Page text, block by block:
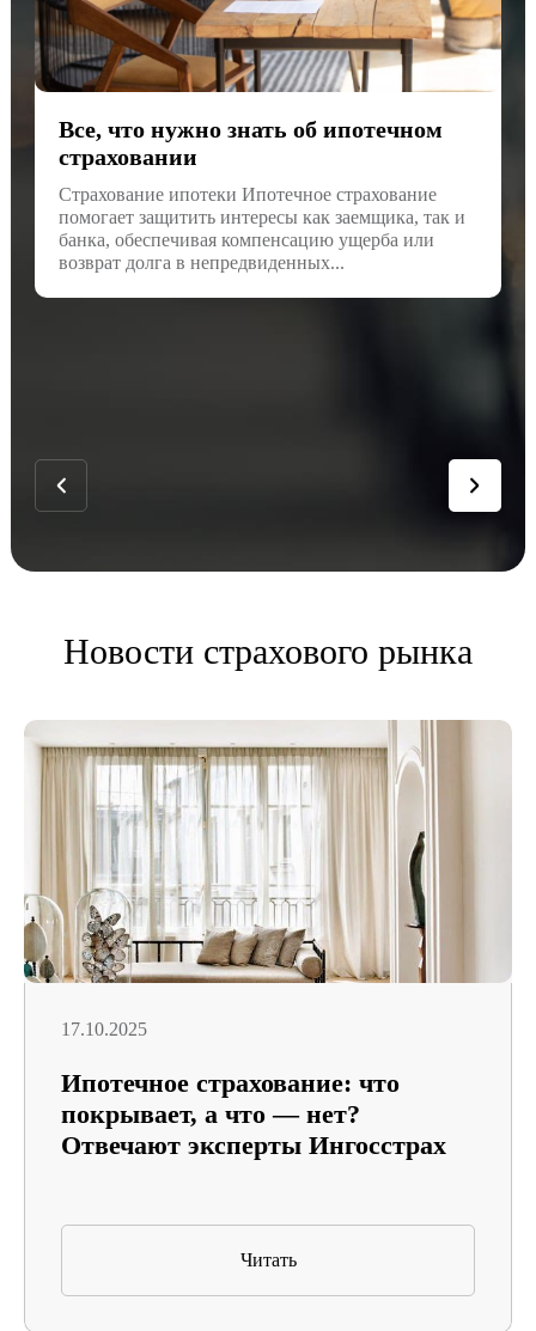
Все, что нужно знать об ипотечном
страховании
Страхование ипотеки Ипотечное страхование
помогает защитить интересы как заемщика, так и
банка, обеспечивая компенсацию ущерба или
возврат долга в непредвиденных...
Новости страхового рынка
17.10.2025
Ипотечное страхование: что
покрывает, а что — нет?
Отвечают эксперты Ингосстрах
Читать